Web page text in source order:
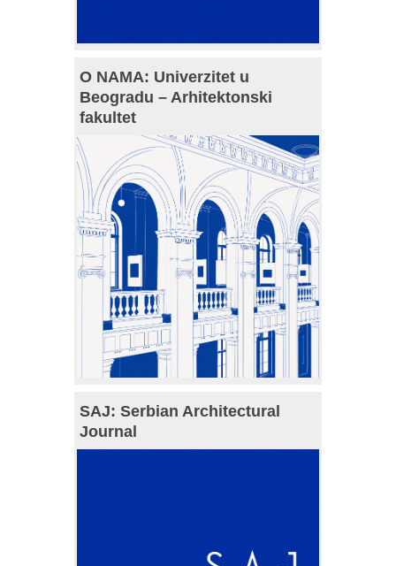
O NAMA: Univerzitet u
Beogradu – Arhitektonski
fakultet
SAJ: Serbian Architectural
Journal